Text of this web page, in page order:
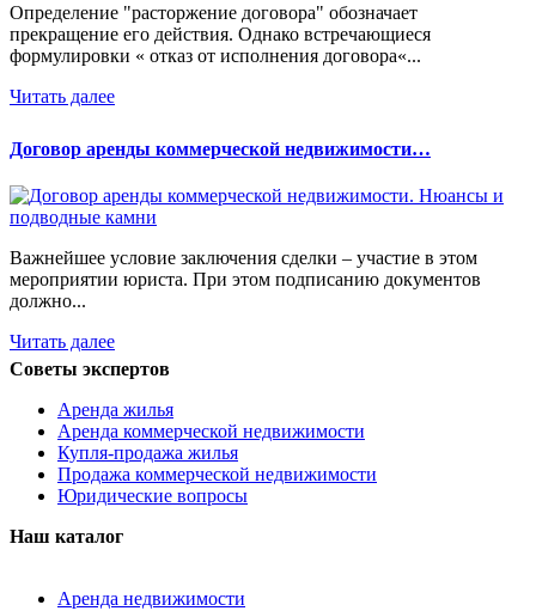
Определение "расторжение договора" обозначает
прекращение его действия. Однако встречающиеся
формулировки « отказ от исполнения договора«...
Читать далее
Договор аренды коммерческой недвижимости…
Важнейшее условие заключения сделки – участие в этом
мероприятии юриста. При этом подписанию документов
должно...
Читать далее
Советы экспертов
Аренда жилья
Аренда коммерческой недвижимости
Купля-продажа жилья
Продажа коммерческой недвижимости
Юридические вопросы
Наш каталог
Аренда недвижимости